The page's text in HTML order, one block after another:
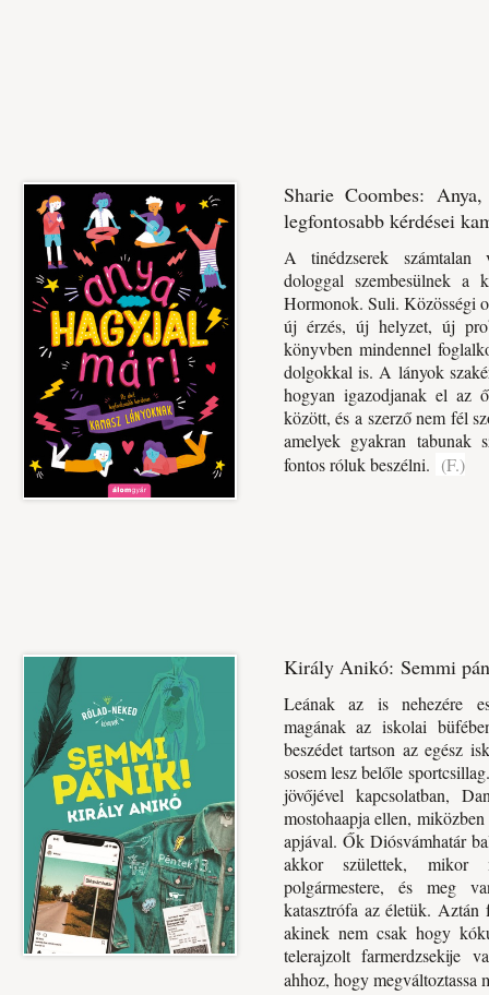
Sharie Coombes:
legfontosabb kérdései
A tinédzserek számtalan
dologgal szembesülnek a
Hormonok. Suli. Közösségi
új érzés, új helyzet, új
könyvben mindennel
dolgokkal is. A lányok
hogyan igazodjanak el az
között, és a szerző nem fél
amelyek gyakran tabunak
fontos róluk beszélni. (F.)
Király Anikó: Semmi
Leának az is nehezére
magának az iskolai
beszédet tartson az egész
sosem lesz belőle
jövőjével kapcsolatban,
mostohaapja ellen,
apjával. Ők Diósvámhatár
akkor születtek, mikor
polgármestere, és meg
katasztrófa az életük.
akinek nem csak hogy
telerajzolt farmerdzsekije
ahhoz, hogy megváltoztassa